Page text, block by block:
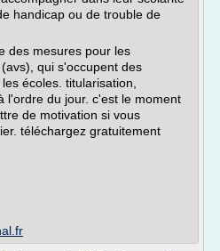
handicap ou de trouble de
des mesures pour les
qui s'occupent des
écoles. titularisation,
l'ordre du jour. c'est le moment
de motivation si vous
téléchargez gratuitement